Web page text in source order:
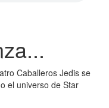
Caballeros Jedis se
el universo de Star